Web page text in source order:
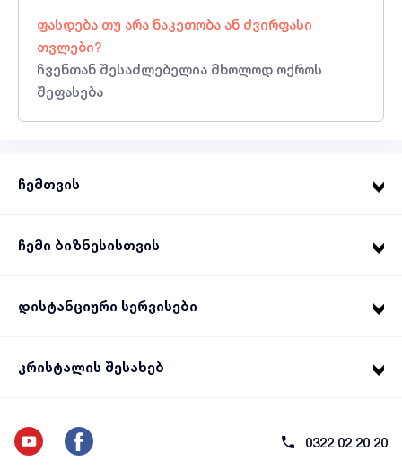
ფასდება თუ არა ნაკეთობა ან ძვირფასი
თვლები?
ჩვენთან შესაძლებელია მხოლოდ ოქროს
შეფასება
ჩემთვის
ჩემი ბიზნესისთვის
დისტანციური სერვისები
კრისტალის შესახებ
0322 02 20 20